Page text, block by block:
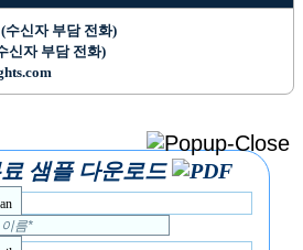
수신자 부담 전화)
신자 부담 전화)
샘플 다운로드